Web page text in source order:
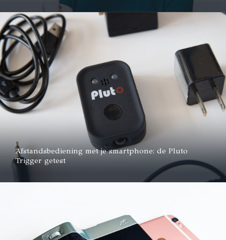
Afstandsbediening met je smartphone: de Pluto
Trigger getest